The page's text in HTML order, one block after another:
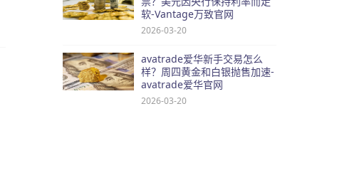
软-Vantage万致官网
2026-03-20
avatrade爱华新手交易怎么
样？周四黄金和白银抛售加速-
avatrade爱华官网
2026-03-20